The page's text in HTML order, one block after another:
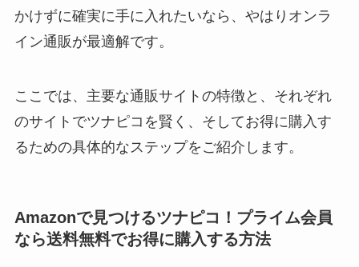
かけずに確実に手に入れたいなら、やはりオンラ
イン通販が最適解です。
ここでは、主要な通販サイトの特徴と、それぞれ
のサイトでツナピコを賢く、そしてお得に購入す
るための具体的なステップをご紹介します。
Amazonで見つけるツナピコ！プライム会員
なら送料無料でお得に購入する方法